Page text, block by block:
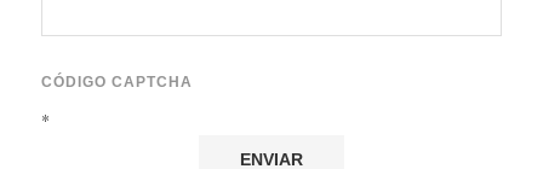
CÓDIGO CAPTCHA
*